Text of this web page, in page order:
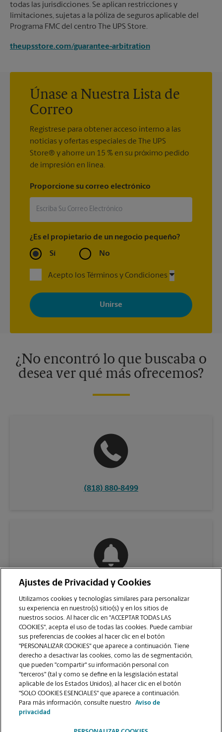
todas las jurisdicciones. Se aplican restricciones y
limitaciones, sujetas a la póliza de seguros aplicable del
Programa FMC del centro The UPS Store.
theupsstore.com/guarantee-arbitration
Únase a Nuestra Lista de
Correo
Regístrese para obtener acceso interno a las
noticias y ofertas especiales de The UPS
Store® y ahorre un 15 % en su próximo pedido
de impresión en línea.
Proporcione su correo electrónico
¿Es el propietario de un negocio pequeño?
Sí No
Acepto los Términos y Condiciones
Al registrarse, acepta recibir correos electrónicos de The UPS
Store con noticias, ofertas especiales, promociones y mensajes
adaptados a sus intereses. Puede darse de baja en cualquier
momento. Para más información, consulte nuestra política de
¿No encontró lo que buscaba o
desea ver qué más ofrecemos?
(818) 880-8499
VER LA PÁGINA DE LA TIENDA
Ajustes de Privacidad y Cookies
Utilizamos cookies y tecnologías similares para personalizar
su experiencia en nuestro(s) sitio(s) y en los sitios de
nuestros socios. Al hacer clic en "ACCEPTAR TODAS LAS
COOKIES", acepta el uso de todas las cookies. Puede cambiar
sus preferencias de cookies al hacer clic en el botón
"PERSONALIZAR COOKIES" que aparece a continuación. Tiene
derecho a desactivar las cookies, como las de segmentación,
que pueden "compartir" su información personal con
"terceros" (tal y como se define en la lesgislación estatal
aplicable de los Estados Unidos), al hacer clic en el botón
"SOLO COOKIES ESENCIALES" que aparece a continuación.
Para más información, consulte nuestro
Aviso de
privacidad